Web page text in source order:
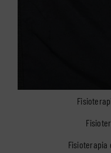
Fisioterapia